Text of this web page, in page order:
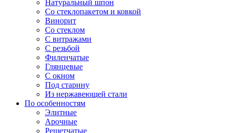
Натуральный шпон
Со стеклопакетом и ковкой
Винорит
Со стеклом
С витражами
С резьбой
Филенчатые
Глянцевые
С окном
Под старину
Из нержавеющей стали
По особенностям
Элитные
Арочные
Решетчатые